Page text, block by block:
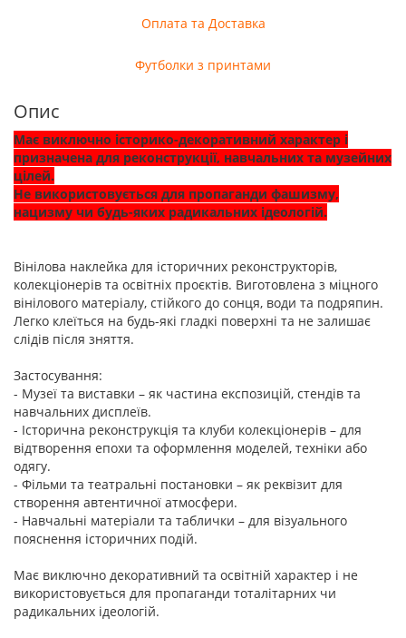
Оплата та Доставка
Футболки з принтами
Опис
Має виключно історико-декоративний характер і
призначена для реконструкції, навчальних та музейних
цілей.
Не використовується для пропаганди фашизму,
нацизму чи будь-яких радикальних ідеологій.
Вінілова наклейка для історичних реконструкторів,
колекціонерів та освітніх проєктів. Виготовлена з міцного
вінілового матеріалу, стійкого до сонця, води та подряпин.
Легко клеїться на будь-які гладкі поверхні та не залишає
слідів після зняття.
Застосування:
- Музеї та виставки – як частина експозицій, стендів та
навчальних дисплеїв.
- Історична реконструкція та клуби колекціонерів – для
відтворення епохи та оформлення моделей, техніки або
одягу.
- Фільми та театральні постановки – як реквізит для
створення автентичної атмосфери.
- Навчальні матеріали та таблички – для візуального
пояснення історичних подій.
Має виключно декоративний та освітній характер і не
використовується для пропаганди тоталітарних чи
радикальних ідеологій.